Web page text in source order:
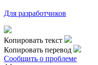
Для разработчиков
Копировать текст
Копировать перевод
Сообщить о проблеме